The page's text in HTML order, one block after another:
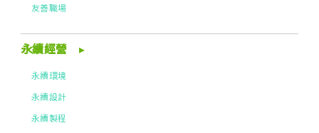
友善職場
永續經營
永續環境
永續設計
永續製程